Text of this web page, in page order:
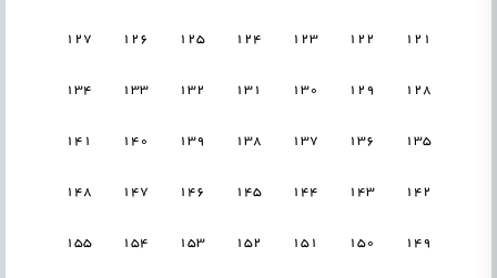
121
122
123
124
125
126
127
128
129
130
131
132
133
134
135
136
137
138
139
140
141
142
143
144
145
146
147
148
149
150
151
152
153
154
155